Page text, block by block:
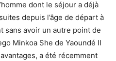
dont le séjour a déjà
depuis l’âge de départ à
sans avoir un autre point de
Minkoa She de Yaoundé II
a été récemment